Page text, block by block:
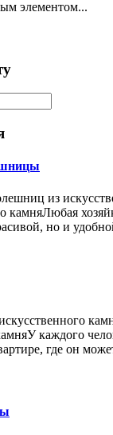
элементом...
из
камняЛюбая
но и
каждого
где он